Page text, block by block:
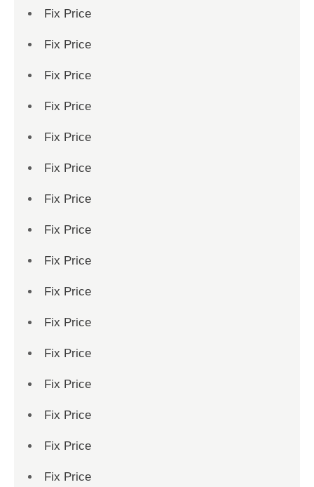
Fix Price
Fix Price
Fix Price
Fix Price
Fix Price
Fix Price
Fix Price
Fix Price
Fix Price
Fix Price
Fix Price
Fix Price
Fix Price
Fix Price
Fix Price
Fix Price